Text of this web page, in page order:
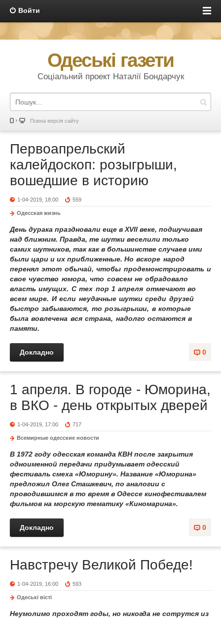
Войти
Одеські газети
Соціальний проект Наталії Бондарчук
Повна версія сайту
Первоапрельский
калейдоскоп: розыгрыши,
вошедшие в историю
1-04-2019, 18:00 559
Одесская жизнь
День дурака праздновали еще в XVII веке, подшучивая
над ближним. Правда, те шутки веселили только
самих шутников, так как в большинстве случаев ими
были цари и их приближенные. Но вскоре народ
перенял этот обычай, чтобы продемонстрировать и
свое чувство юмора, что совсем не обрадовало
власть имущих. С тех пор 1 апреля отмечают во
всем мире. И если неудачные шутки среди друзей
быстро забываются, то розыгрыши, в которые
была вовлечена вся страна, надолго остаются в
памяти.
0
Докладно
1 апреля. В городе - Юморина,
в ВКО - день открытых дверей
1-04-2019, 17:00 717
Всемирные одесские новости
В 1972 году одесская команда КВН после закрытия
одноименной передачи придумывает одесский
фестиваль смеха «Юморину». Название «Юморина»
предложил Олег Сташкевич, по аналогии с
проводившимся в то время в Одессе кинофестивалем
фильмов на морскую тематику «Киномарина».
0
Докладно
Навстречу Великой Победе!
1-04-2019, 16:00 593
Одеськi вiстi
Неумолимо проходят годы, но никогда не сотрутся из